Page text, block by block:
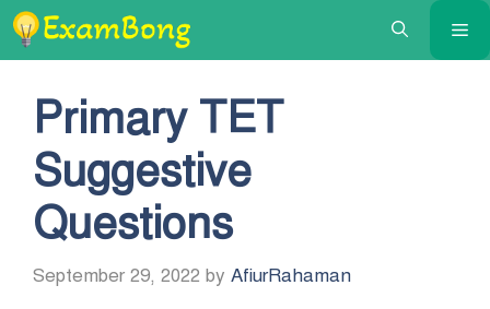
Skip
to
content
Primary TET
Suggestive
Questions
September 29, 2022 by AfiurRahaman